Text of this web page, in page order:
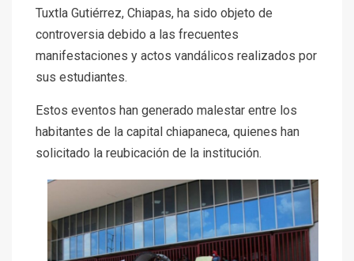
Tuxtla Gutiérrez, Chiapas, ha sido objeto de
controversia debido a las frecuentes
manifestaciones y actos vandálicos realizados por
sus estudiantes.
Estos eventos han generado malestar entre los
habitantes de la capital chiapaneca, quienes han
solicitado la reubicación de la institución.